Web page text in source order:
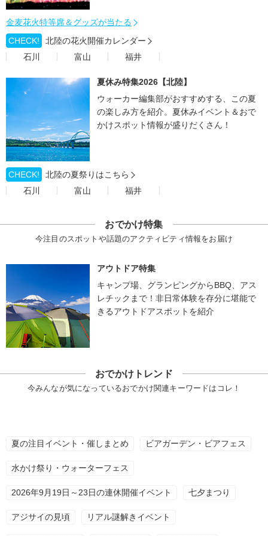
金麦花火特等席＆グッズが当たる
CHECK!
北陸の花火開催カレンダー
石川
富山 福井
夏休み特集2026【北陸】
ウォーカー編集部がおすすめする、この夏
の楽しみ方を紹介。夏休みイベント＆おで
かけスポット情報が盛りだくさん！
CHECK!
北陸の夏祭りはこちら
石川
富山 福井
おでかけ特集
今注目のスポットや話題のアクティビティ情報をお届け
アウトドア特集
キャンプ場、グランピングからBBQ、アス
レチックまで！非日常体験を存分に堪能で
きるアウトドアスポットを紹介
おでかけトレンド
今みんなが気になっているおでかけ関連キーワードはコレ！
夏の注目イベント・催しまとめ ビアガーデン・ビアフェス
水かけ祭り・ウォーターフェス
2026年9月19日～23日の連休開催イベント 七夕まつり
アジサイの見頃 リアル謎解きイベント